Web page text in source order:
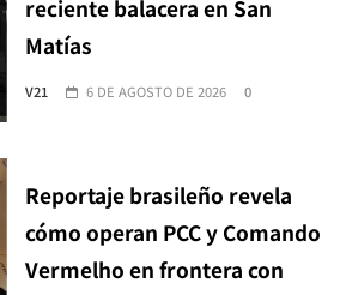
reciente balacera en San
Matías
V21 6 DE AGOSTO DE 2026 0
Reportaje brasileño revela
cómo operan PCC y Comando
Vermelho en frontera con